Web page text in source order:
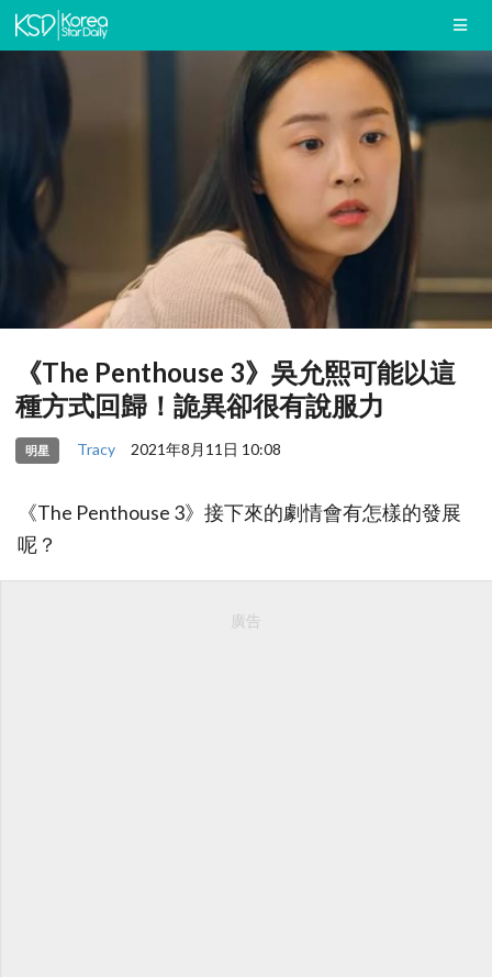
《The Penthouse 3》吳允熙可能以這
種方式回歸！詭異卻很有說服力
明星 Tracy 2021年8月11日 10:08
《The Penthouse 3》接下來的劇情會有怎樣的發展
呢？
廣告